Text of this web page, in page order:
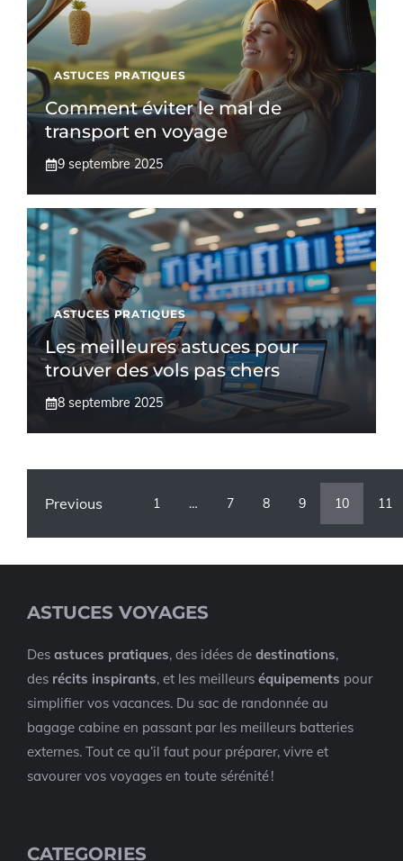
ASTUCES PRATIQUES
Comment éviter le mal de
transport en voyage
9 septembre 2025
ASTUCES PRATIQUES
Les meilleures astuces pour
trouver des vols pas chers
8 septembre 2025
Previous 1 … 7 8 9 10 11
ASTUCES VOYAGES
Des astuces pratiques, des idées de destinations,
des récits inspirants, et les meilleurs équipements pour
simplifier vos vacances. Du sac de randonnée au
bagage cabine en passant par les meilleurs batteries
externes. Tout ce qu’il faut pour préparer, vivre et
savourer vos voyages en toute sérénité !
CATEGORIES